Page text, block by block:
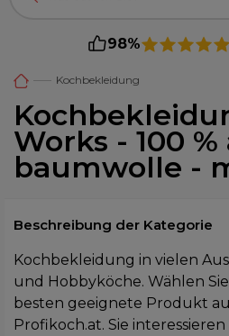
98%
Kochbekleidung
Works - 100
baumwolle -
Beschreibung der Kategorie
Kochbekleidung in vielen
und Hobbyköche. Wählen
besten geeignete Produkt
Profikoch.at. Sie